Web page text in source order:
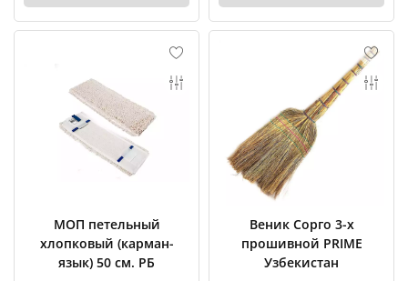
МОП петельный
хлопковый (карман-
язык) 50 см. РБ
Веник Сорго 3-х
прошивной PRIME
Узбекистан